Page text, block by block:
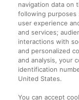
Informații
Termeni și
Companie
Despre noi
Contact
navigation data on
following purposes
user experience
and services;
interactions with
and personalized
and analysis, your
identification
United States.
You can accept